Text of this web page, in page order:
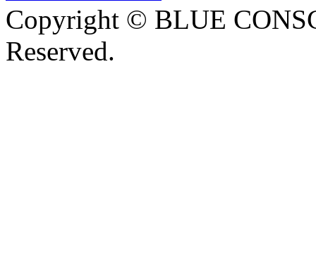
Copyright © BLUE
Reserved.